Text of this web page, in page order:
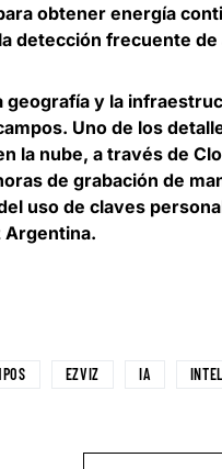
obtener energía
detección frecuente de
geografía y la
Uno de los
la nube, a través de
de grabación de
uso de claves
Argentina.
EZVIZ IA